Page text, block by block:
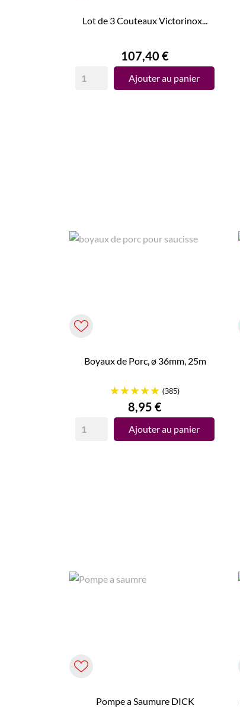
Lot de 3 Couteaux Victorinox...
Prix
107,40 €
Ajouter au panier
Boyaux de Porc, ø 36mm, 25m
(385)
Prix
8,95 €
Ajouter au panier
Pompe a Saumure DICK